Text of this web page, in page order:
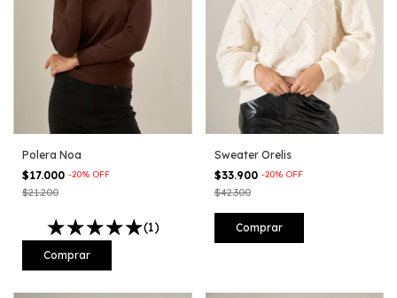
Polera Noa
$17.000 -20% OFF
$21.200
(1)
Comprar
Sweater Orelis
$33.900 -20% OFF
$42.300
Comprar